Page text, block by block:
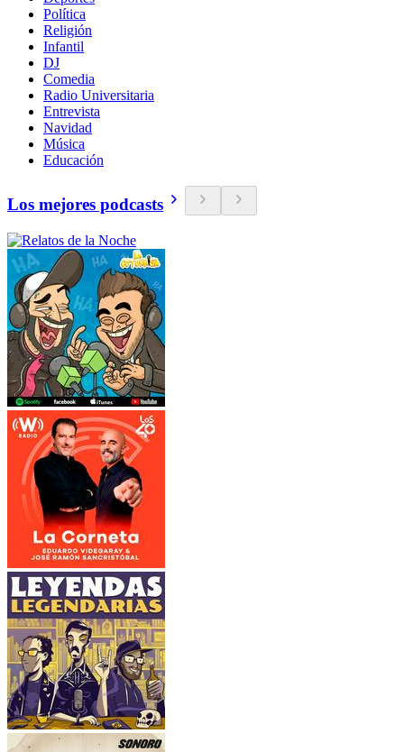
Política
Religión
Infantil
DJ
Comedia
Radio Universitaria
Entrevista
Navidad
Música
Educación
Los mejores podcasts